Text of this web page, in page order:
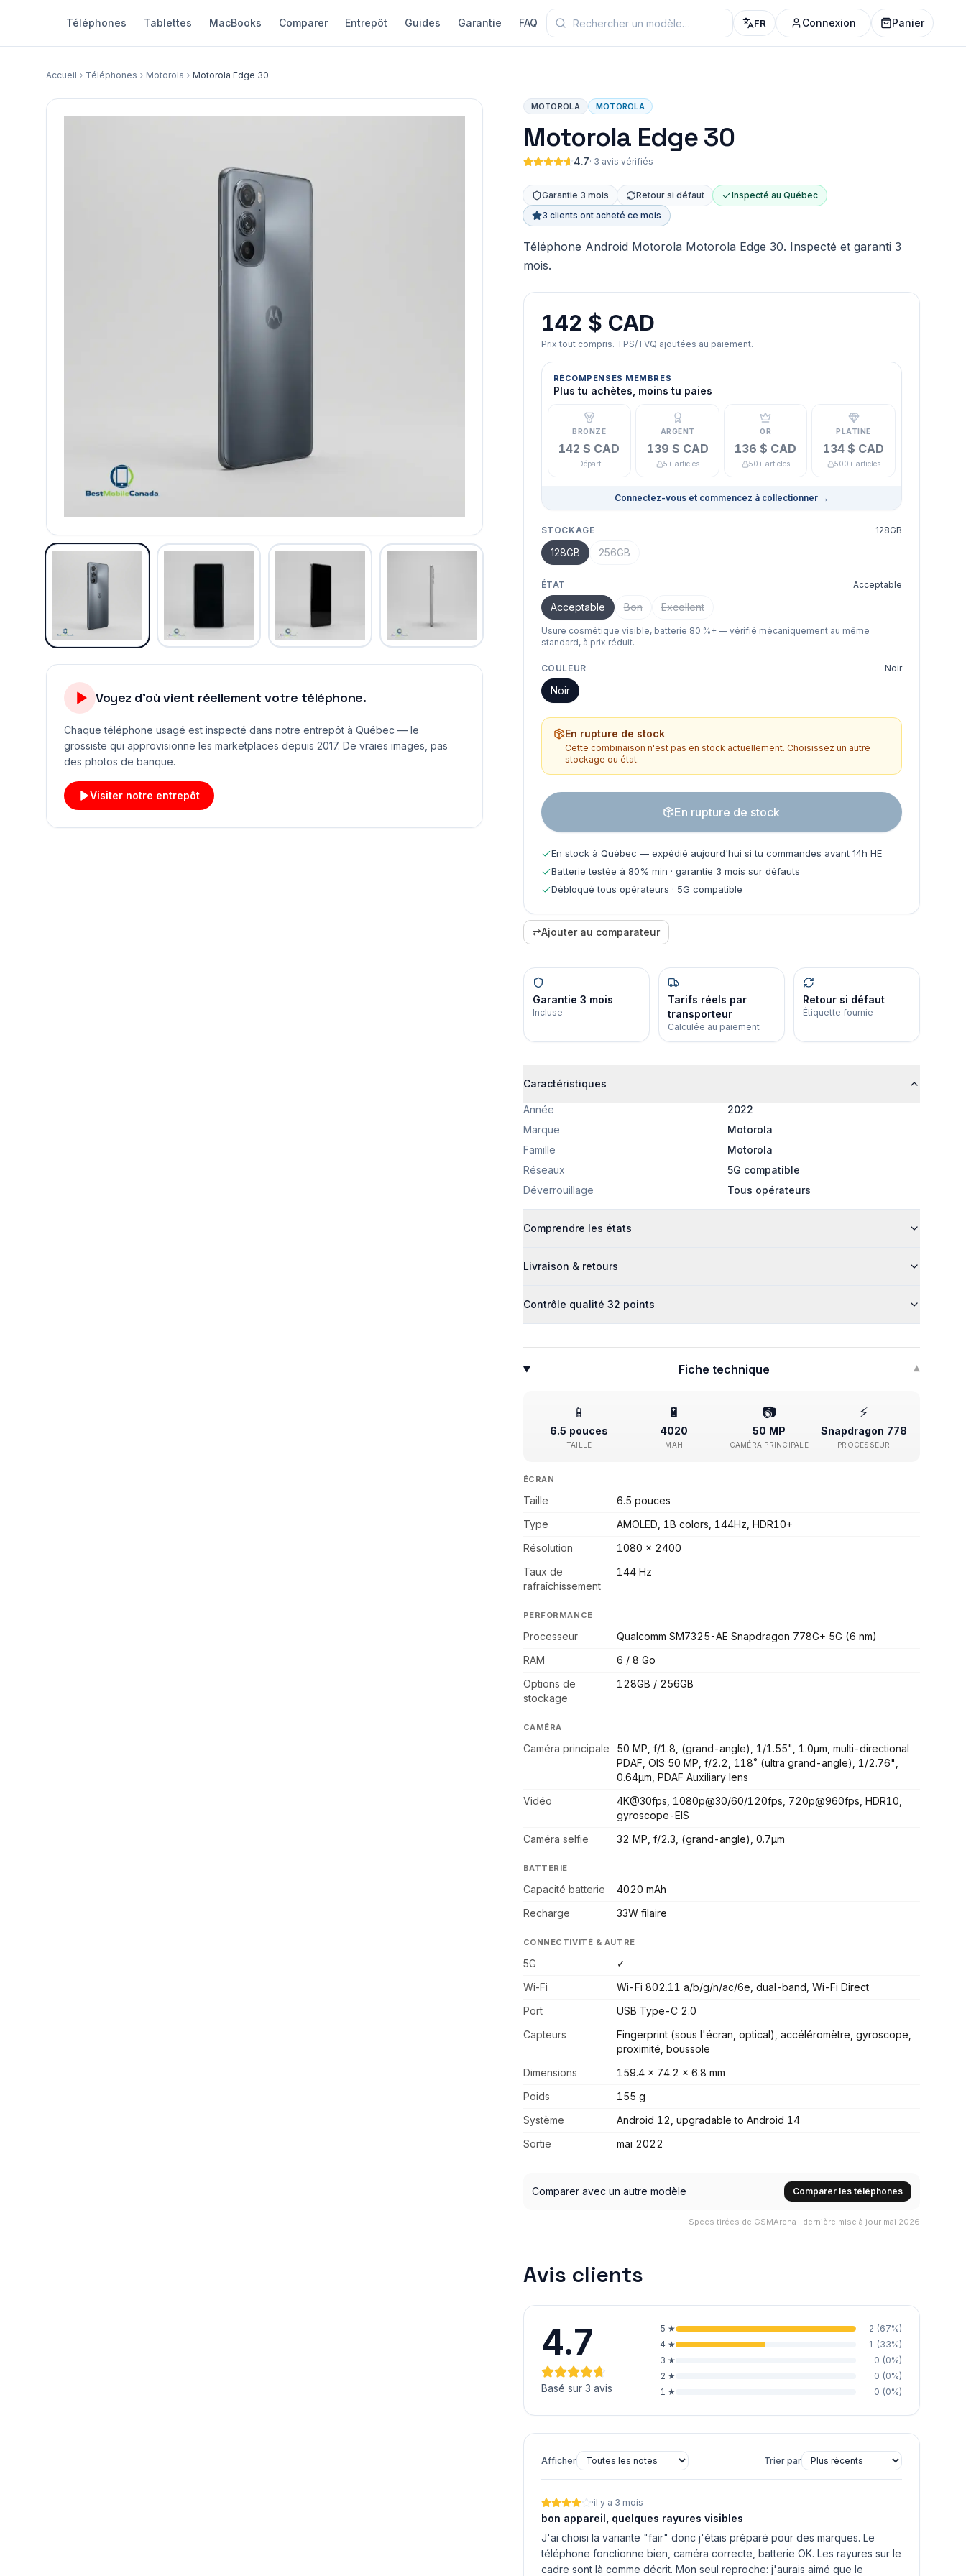
Téléphones Tablettes MacBooks Comparer Entrepôt Guides Garantie FAQ FR Connexion Panier
Accueil Téléphones Motorola Motorola Edge 30
Voyez d'où vient réellement votre téléphone.
Chaque téléphone usagé est inspecté dans notre entrepôt à Québec — le
grossiste qui approvisionne les marketplaces depuis 2017. De vraies images, pas
des photos de banque.
Visiter notre entrepôt
MOTOROLA MOTOROLA
Motorola Edge 30
4.7· 3 avis vérifiés
Garantie 3 mois Retour si défaut
Inspecté au Québec
3 clients ont acheté ce mois
Téléphone Android Motorola Motorola Edge 30. Inspecté et garanti 3
mois.
142 $ CAD
Prix tout compris. TPS/TVQ ajoutées au paiement.
RÉCOMPENSES MEMBRES
Plus tu achètes, moins tu paies
BRONZE
142 $ CAD
Départ
ARGENT
139 $ CAD
5+ articles
OR
136 $ CAD
50+ articles
PLATINE
134 $ CAD
500+ articles
Connectez-vous et commencez à collectionner→
STOCKAGE 128GB
128GB 256GB
ÉTAT Acceptable
Acceptable Bon Excellent
Usure cosmétique visible, batterie 80 %+ — vérifié mécaniquement au même
standard, à prix réduit.
COULEUR Noir
Noir
En rupture de stock
Cette combinaison n'est pas en stock actuellement. Choisissez un autre
stockage ou état.
En rupture de stock
En stock à Québec — expédié aujourd'hui si tu commandes avant 14h HE
Batterie testée à 80% min · garantie 3 mois sur défauts
Débloqué tous opérateurs · 5G compatible
⇄Ajouter au comparateur
Garantie 3 mois
Incluse
Tarifs réels par
transporteur
Calculée au paiement
Retour si défaut
Étiquette fournie
Caractéristiques
Année
2022
Marque
Motorola
Famille
Motorola
Réseaux
5G compatible
Déverrouillage
Tous opérateurs
Comprendre les états
Livraison & retours
Contrôle qualité 32 points
Fiche technique ▾
📱
6.5 pouces
TAILLE
🔋
4020
MAH
📷
50 MP
CAMÉRA PRINCIPALE
⚡
Snapdragon 778
PROCESSEUR
ÉCRAN
Taille
6.5 pouces
Type
AMOLED, 1B colors, 144Hz, HDR10+
Résolution
1080 x 2400
Taux de
rafraîchissement
144 Hz
PERFORMANCE
Processeur
Qualcomm SM7325-AE Snapdragon 778G+ 5G (6 nm)
RAM
6 / 8 Go
Options de
stockage
128GB / 256GB
CAMÉRA
Caméra principale
50 MP, f/1.8, (grand-angle), 1/1.55", 1.0µm, multi-directional
PDAF, OIS 50 MP, f/2.2, 118˚ (ultra grand-angle), 1/2.76",
0.64µm, PDAF Auxiliary lens
Vidéo
4K@30fps, 1080p@30/60/120fps, 720p@960fps, HDR10,
gyroscope-EIS
Caméra selfie
32 MP, f/2.3, (grand-angle), 0.7µm
BATTERIE
Capacité batterie
4020 mAh
Recharge
33W filaire
CONNECTIVITÉ & AUTRE
5G
✓
Wi-Fi
Wi-Fi 802.11 a/b/g/n/ac/6e, dual-band, Wi-Fi Direct
Port
USB Type-C 2.0
Capteurs
Fingerprint (sous l'écran, optical), accéléromètre, gyroscope,
proximité, boussole
Dimensions
159.4 x 74.2 x 6.8 mm
Poids
155 g
Système
Android 12, upgradable to Android 14
Sortie
mai 2022
Comparer avec un autre modèle Comparer les téléphones
Specs tirées de GSMArena · dernière mise à jour mai 2026
Avis clients
4.7
Basé sur 3 avis
5 ★ 2 (67%)
4 ★ 1 (33%)
3 ★ 0 (0%)
2 ★ 0 (0%)
1 ★ 0 (0%)
Afficher Trier par
·il y a 3 mois
bon appareil, quelques rayures visibles
J'ai choisi la variante "fair" donc j'étais préparé pour des marques. Le
téléphone fonctionne bien, caméra correcte, batterie OK. Les rayures sur le
cadre sont là comme décrit. Mon seul reproche: j'aurais aimé que le